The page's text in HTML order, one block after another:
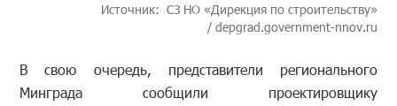
Источник: СЗ НО «Дирекция по строительству»
/ depgrad.government-nnov.ru
В свою очередь, представители регионального
Минграда сообщили проектировщику